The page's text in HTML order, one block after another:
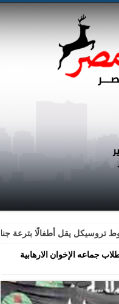
يقل أطفالًا بترعة
جماعه الإخوان الارهابية